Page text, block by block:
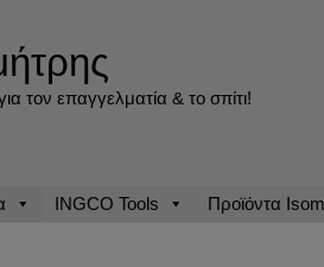
τον επαγγελματία & το σπίτι!
INGCO Tools Προϊόντα